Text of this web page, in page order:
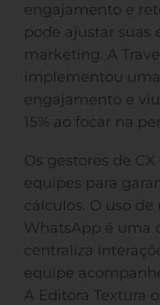
engajamento e
pode ajustar suas
marketing. A
implementou
engajamento e
15% ao focar na
Os gestores de
equipes para
cálculos. O uso de
WhatsApp é uma
centraliza
equipe
A Editora Textura